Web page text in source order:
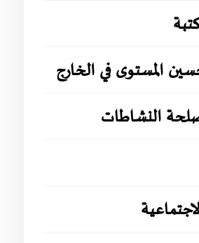
المستوى في الخارج
النشاطات